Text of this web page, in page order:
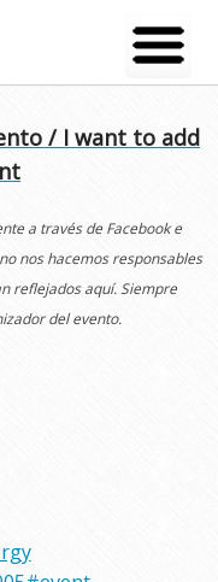
/ I want to add
a través de Facebook e
nos hacemos responsables
reflejados aquí. Siempre
del evento.